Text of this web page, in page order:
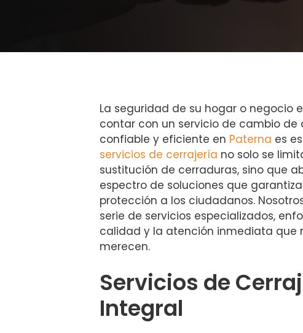
La seguridad de su hogar o negocio
contar con un servicio de cambio de
confiable y eficiente en Paterna es
servicios de cerrajería no solo se
sustitución de cerraduras, sino que
espectro de soluciones que
protección a los ciudadanos.
serie de servicios especializados,
calidad y la atención inmediata que
merecen.
Servicios de
Integral